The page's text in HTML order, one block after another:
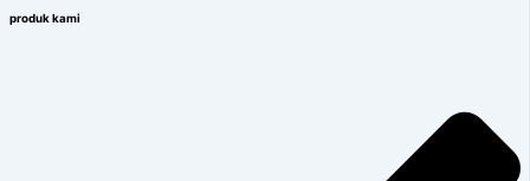
produk kami